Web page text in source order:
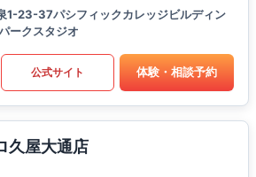
1-23-37パシフィックカレッジビルディン
ークスタジオ
公式サイト 体験・相談予約
久屋大通店